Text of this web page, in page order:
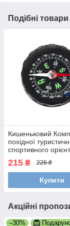
Подібні товари
Кишеньковий
похідної
спортивного
215 ₴ 226 ₴
Купити
Акційні
–30%